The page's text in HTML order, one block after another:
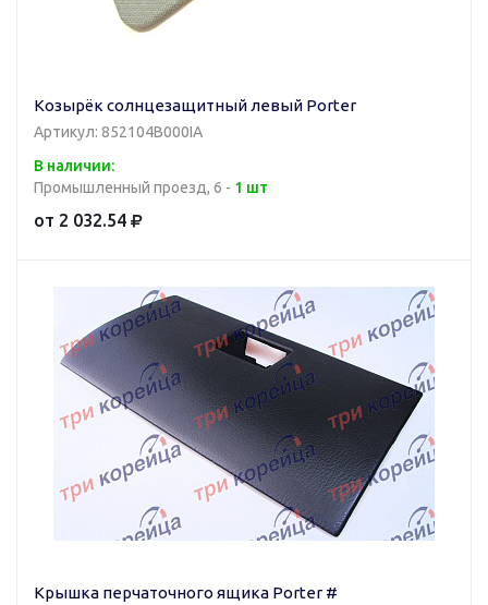
Козырёк солнцезащитный левый Porter
Артикул: 852104B000IA
В наличии:
Промышленный проезд, 6 - 1 шт
от 2 032.54
Крышка перчаточного ящика Porter #